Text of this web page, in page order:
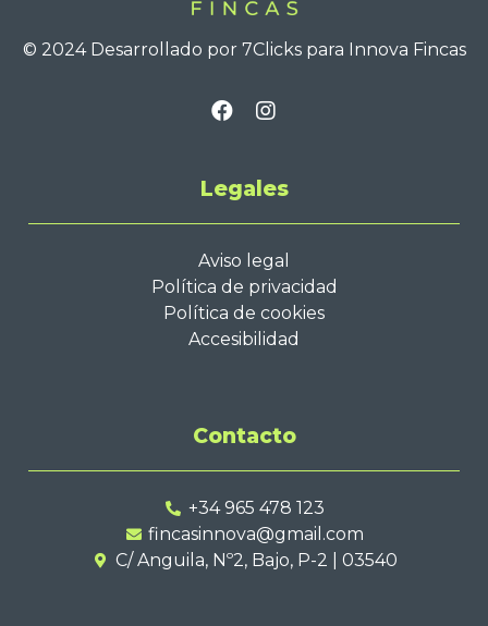
© 2024 Desarrollado por 7Clickspara Innova Fincas
Legales
Aviso legal
Política de privacidad
Política de cookies
Accesibilidad
Contacto
+34 965 478 123
fincasinnova@gmail.com
C/ Anguila, Nº2, Bajo, P-2 | 03540